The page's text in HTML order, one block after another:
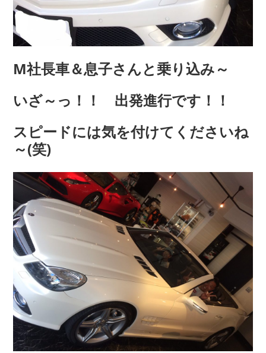
M社長車＆息子さんと乗り込み～
いざ～っ！！ 出発進行です！！
スピードには気を付けてくださいね
～(笑)